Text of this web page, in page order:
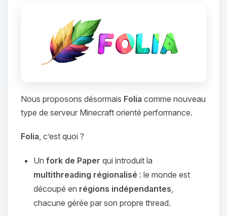
Nous proposons désormais Folia comme nouveau
type de serveur Minecraft orienté performance.
Folia , c’est quoi ?
Un fork de Paper qui introduit la
multithreading régionalisé : le monde est
découpé en régions indépendantes
chacune gérée par son propre thread.